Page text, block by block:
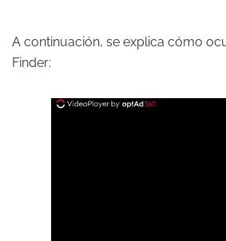
A continuación, se explica cómo
Finder: